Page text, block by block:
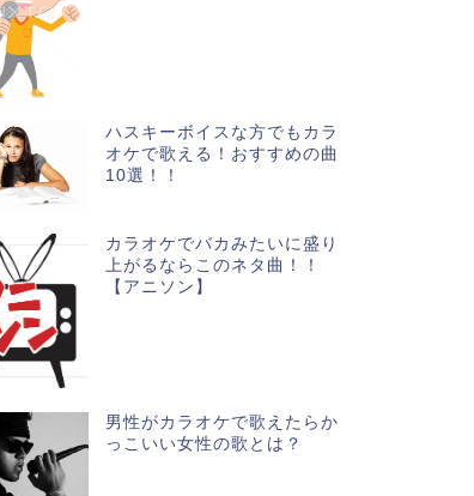
ハスキーボイスな方でもカラ
オケで歌える！おすすめの曲
10選！！
カラオケでバカみたいに盛り
上がるならこのネタ曲！！
【アニソン】
男性がカラオケで歌えたらか
っこいい女性の歌とは？